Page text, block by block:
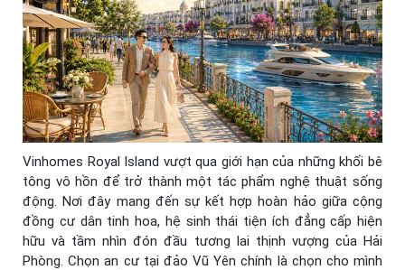
Vinhomes Royal Island vượt qua giới hạn của những khối bê
tông vô hồn để trở thành một tác phẩm nghệ thuật sống
động. Nơi đây mang đến sự kết hợp hoàn hảo giữa cộng
đồng cư dân tinh hoa, hệ sinh thái tiện ích đẳng cấp hiện
hữu và tầm nhìn đón đầu tương lai thịnh vượng của Hải
Phòng. Chọn an cư tại đảo Vũ Yên chính là chọn cho mình